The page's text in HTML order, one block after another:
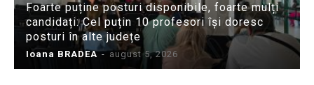
Foarte puține posturi disponibile, foarte mulți
candidați: Cel puțin 10 profesori își doresc
posturi în alte județe
Ioana BRADEA - august 5, 2026